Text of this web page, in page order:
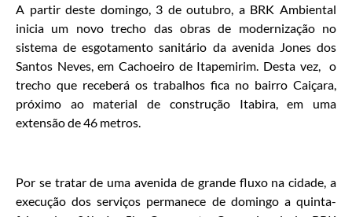
A partir deste domingo, 3 de outubro, a BRK Ambiental
inicia um novo trecho das obras de modernização no
sistema de esgotamento sanitário da avenida Jones dos
Santos Neves, em Cachoeiro de Itapemirim. Desta vez, o
trecho que receberá os trabalhos fica no bairro Caiçara,
próximo ao material de construção Itabira, em uma
extensão de 46 metros.
Por se tratar de uma avenida de grande fluxo na cidade, a
execução dos serviços permanece de domingo a quinta-